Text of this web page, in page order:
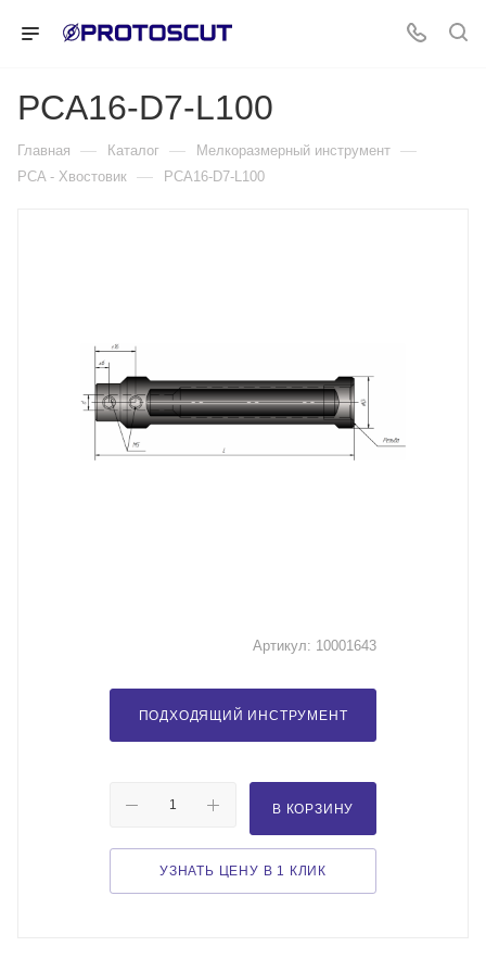
PCA16-D7-L100
Главная — Каталог — Мелкоразмерный инструмент —
PCA - Хвостовик — PCA16-D7-L100
Артикул: 10001643
ПОДХОДЯЩИЙ ИНСТРУМЕНТ
В КОРЗИНУ
УЗНАТЬ ЦЕНУ В 1 КЛИК